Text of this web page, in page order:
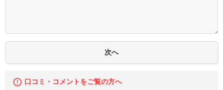
口コミ・コメントをご覧の方へ